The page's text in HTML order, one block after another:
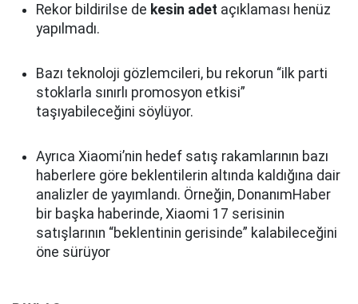
Rekor bildirilse de kesin adet açıklaması henüz
yapılmadı.
Bazı teknoloji gözlemcileri, bu rekorun “ilk parti
stoklarla sınırlı promosyon etkisi”
taşıyabileceğini söylüyor.
Ayrıca Xiaomi’nin hedef satış rakamlarının bazı
haberlere göre beklentilerin altında kaldığına dair
analizler de yayımlandı. Örneğin, DonanımHaber
bir başka haberinde, Xiaomi 17 serisinin
satışlarının “beklentinin gerisinde” kalabileceğini
öne sürüyor